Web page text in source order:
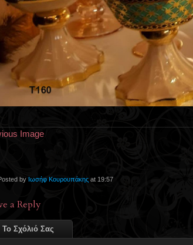
Image
by Ιωσήφ Κουρουπάκης at 19:57
a Reply
Το Σχόλιό Σας